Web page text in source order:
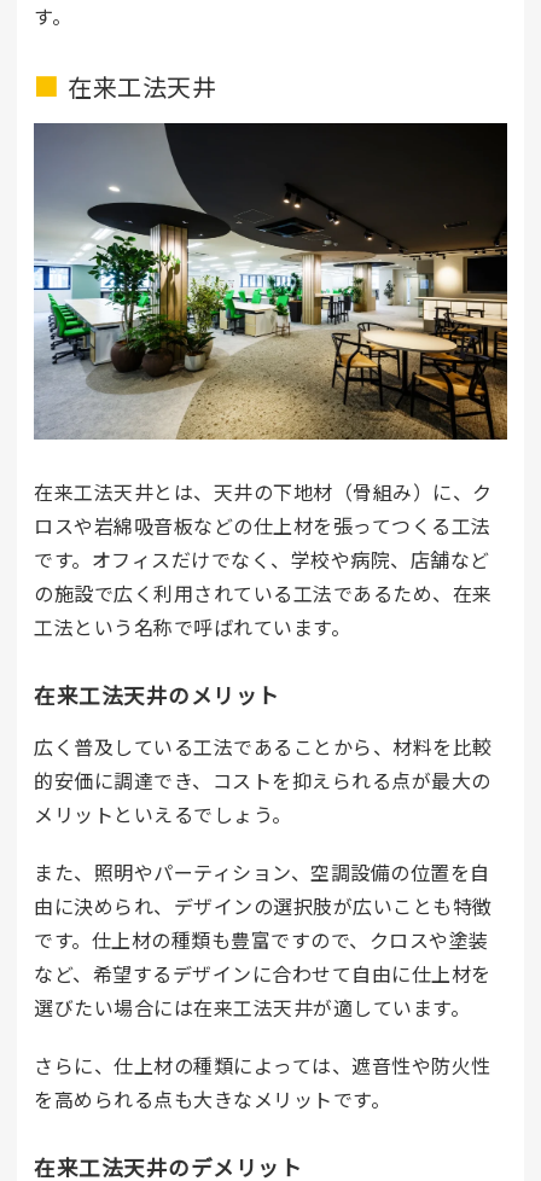
す。
在来工法天井
在来工法天井とは、天井の下地材（骨組み）に、ク
ロスや岩綿吸音板などの仕上材を張ってつくる工法
です。オフィスだけでなく、学校や病院、店舗など
の施設で広く利用されている工法であるため、在来
工法という名称で呼ばれています。
在来工法天井のメリット
広く普及している工法であることから、材料を比較
的安価に調達でき、コストを抑えられる点が最大の
メリットといえるでしょう。
また、照明やパーティション、空調設備の位置を自
由に決められ、デザインの選択肢が広いことも特徴
です。仕上材の種類も豊富ですので、クロスや塗装
など、希望するデザインに合わせて自由に仕上材を
選びたい場合には在来工法天井が適しています。
さらに、仕上材の種類によっては、遮音性や防火性
を高められる点も大きなメリットです。
在来工法天井のデメリット